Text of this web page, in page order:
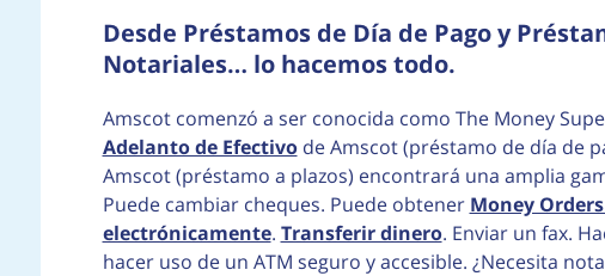
Desde Préstamos de Día de Pago y
Notariales… lo hacemos todo.
Amscot comenzó a ser conocida como The Money
Adelanto de Efectivode Amscot (préstamo de día de
Amscot (préstamo a plazos) encontrará una amplia
Puede cambiar cheques. Puede obtener Money
electrónicamente. Transferir dinero. Enviar un fax.
hacer uso de un ATM seguro y accesible. ¿Necesita